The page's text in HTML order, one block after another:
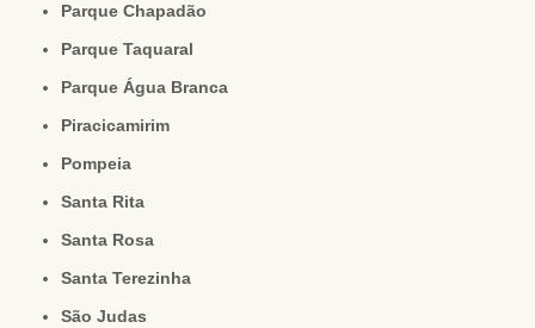
Parque Chapadão
Parque Taquaral
Parque Água Branca
Piracicamirim
Pompeia
Santa Rita
Santa Rosa
Santa Terezinha
São Judas